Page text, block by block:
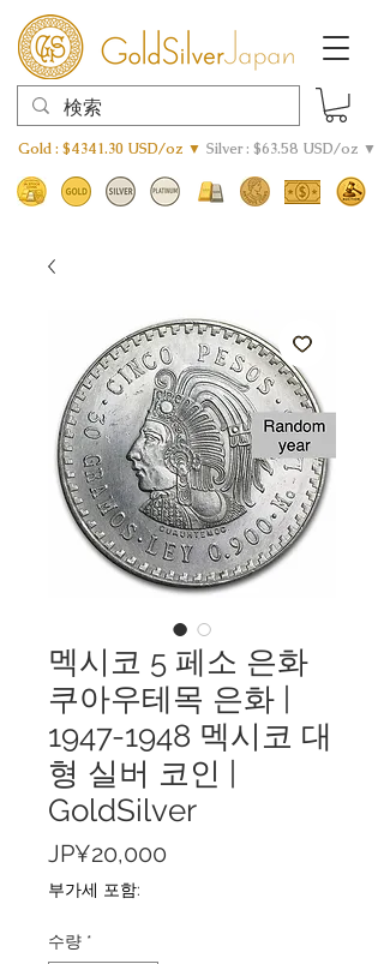
Gold : $4341.30 USD/oz ▼ Silver : $63.58 USD/oz ▼
멕시코 5 페소 은화
쿠아우테목 은화 |
1947-1948 멕시코 대
형 실버 코인 |
GoldSilver
JP¥20,000
부가세 포함:
수량 *